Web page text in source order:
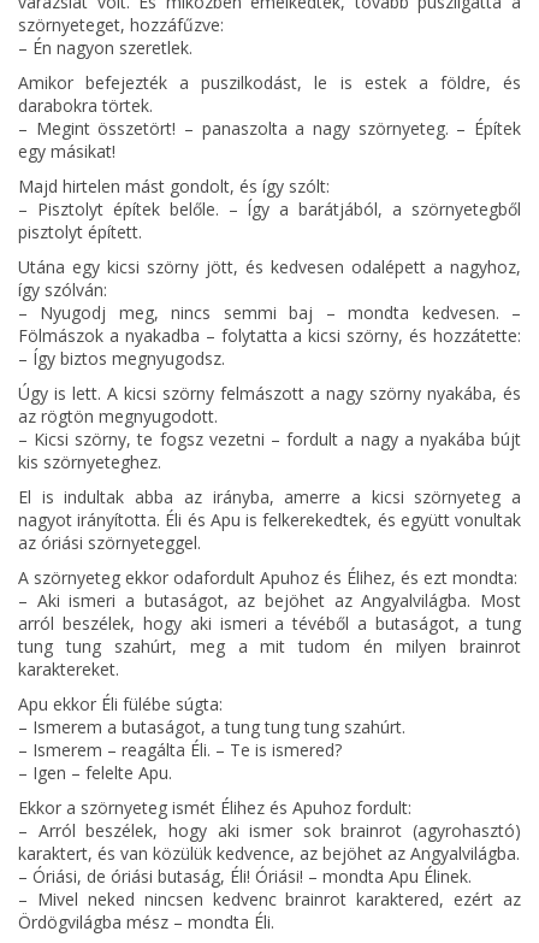
szörnyeteget, hozzáfűzve:
– Én nagyon szeretlek.
Amikor befejezték a puszilkodást, le is estek a földre, és
darabokra törtek.
– Megint összetört! – panaszolta a nagy szörnyeteg. – Építek
egy másikat!
Majd hirtelen mást gondolt, és így szólt:
– Pisztolyt építek belőle. – Így a barátjából, a szörnyetegből
pisztolyt épített.
Utána egy kicsi szörny jött, és kedvesen odalépett a nagyhoz,
így szólván:
– Nyugodj meg, nincs semmi baj – mondta kedvesen. –
Fölmászok a nyakadba – folytatta a kicsi szörny, és hozzátette:
– Így biztos megnyugodsz.
Úgy is lett. A kicsi szörny felmászott a nagy szörny nyakába, és
az rögtön megnyugodott.
– Kicsi szörny, te fogsz vezetni – fordult a nagy a nyakába bújt
kis szörnyeteghez.
El is indultak abba az irányba, amerre a kicsi szörnyeteg a
nagyot irányította. Éli és Apu is felkerekedtek, és együtt vonultak
az óriási szörnyeteggel.
A szörnyeteg ekkor odafordult Apuhoz és Élihez, és ezt mondta:
– Aki ismeri a butaságot, az bejöhet az Angyalvilágba. Most
arról beszélek, hogy aki ismeri a tévéből a butaságot, a tung
tung tung szahúrt, meg a mit tudom én milyen brainrot
karaktereket.
Apu ekkor Éli fülébe súgta:
– Ismerem a butaságot, a tung tung tung szahúrt.
– Ismerem – reagálta Éli. – Te is ismered?
– Igen – felelte Apu.
Ekkor a szörnyeteg ismét Élihez és Apuhoz fordult:
– Arról beszélek, hogy aki ismer sok brainrot (agyrohasztó)
karaktert, és van közülük kedvence, az bejöhet az Angyalvilágba.
– Óriási, de óriási butaság, Éli! Óriási! – mondta Apu Élinek.
– Mivel neked nincsen kedvenc brainrot karaktered, ezért az
Ördögvilágba mész – mondta Éli.